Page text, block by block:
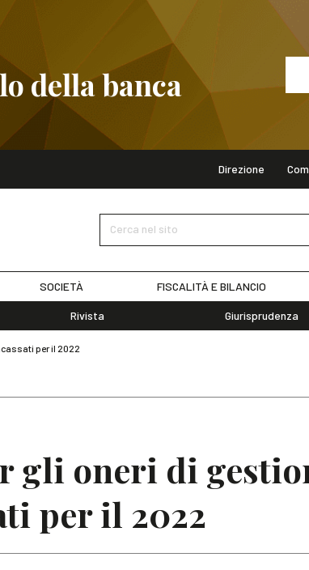
della banca
SCOPRI I DETTAGLIDirezione
Cerca nel sito
SOCIETÀ FISCALITÀ E BILANCIO
Rivista Giurisprudenza
per il 2022
gli oneri di
per il 2022